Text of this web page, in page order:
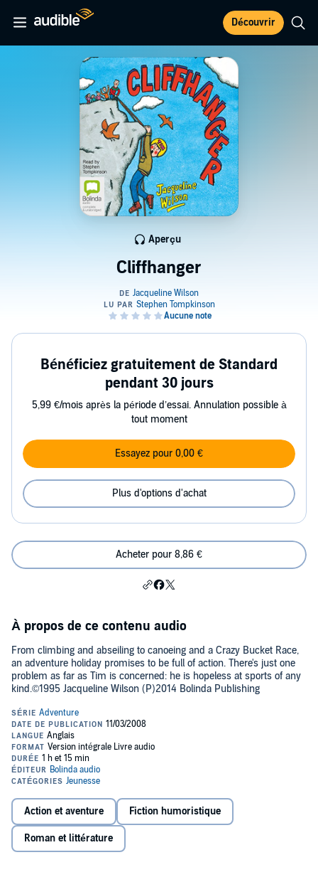
Découvrir
Cliffhanger
Aperçu
Bénéficiez gratuitement de Standard
pendant 30 jours
5,99 €/mois après la période d’essai. Annulation possible à
tout moment
Essayez pour 0,00 €
Plus d'options d'achat
Acheter pour 8,86 €
À propos de ce contenu audio
From climbing and abseiling to canoeing and a Crazy Bucket Race,
an adventure holiday promises to be full of action. There's just one
problem as far as Tim is concerned: he is hopeless at sports of any
kind.©1995 Jacqueline Wilson (P)2014 Bolinda Publishing
Action et aventure Fiction humoristique
Roman et littérature